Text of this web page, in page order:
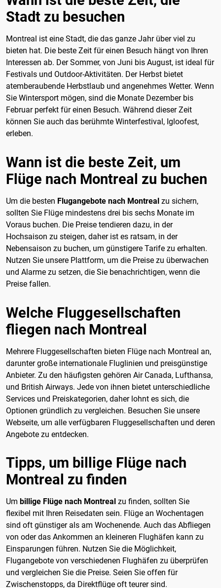
Stadt zu besuchen
Montreal ist eine Stadt, die das ganze Jahr über viel zu
bieten hat. Die beste Zeit für einen Besuch hängt von Ihren
Interessen ab. Der Sommer, von Juni bis August, ist ideal für
Festivals und Outdoor-Aktivitäten. Der Herbst bietet
atemberaubende Herbstlaub und angenehmes Wetter. Wenn
Sie Wintersport mögen, sind die Monate Dezember bis
Februar perfekt für einen Besuch. Während dieser Zeit
können Sie auch das berühmte Winterfestival, Igloofest,
erleben.
Wann ist die beste Zeit, um
Flüge nach Montreal zu buchen
Um die besten Flugangebote nach Montreal zu sichern,
sollten Sie Flüge mindestens drei bis sechs Monate im
Voraus buchen. Die Preise tendieren dazu, in der
Hochsaison zu steigen, daher ist es ratsam, in der
Nebensaison zu buchen, um günstigere Tarife zu erhalten.
Nutzen Sie unsere Plattform, um die Preise zu überwachen
und Alarme zu setzen, die Sie benachrichtigen, wenn die
Preise fallen.
Welche Fluggesellschaften
fliegen nach Montreal
Mehrere Fluggesellschaften bieten Flüge nach Montreal an,
darunter große internationale Fluglinien und preisgünstige
Anbieter. Zu den häufigsten gehören Air Canada, Lufthansa,
und British Airways. Jede von ihnen bietet unterschiedliche
Services und Preiskategorien, daher lohnt es sich, die
Optionen gründlich zu vergleichen. Besuchen Sie unsere
Webseite, um alle verfügbaren Fluggesellschaften und deren
Angebote zu entdecken.
Tipps, um billige Flüge nach
Montreal zu finden
Um billige Flüge nach Montreal zu finden, sollten Sie
flexibel mit Ihren Reisedaten sein. Flüge an Wochentagen
sind oft günstiger als am Wochenende. Auch das Abfliegen
von oder das Ankommen an kleineren Flughäfen kann zu
Einsparungen führen. Nutzen Sie die Möglichkeit,
Flugangebote von verschiedenen Flughäfen zu überprüfen
und vergleichen Sie die Preise. Seien Sie offen für
Zwischenstopps, da Direktflüge oft teurer sind.